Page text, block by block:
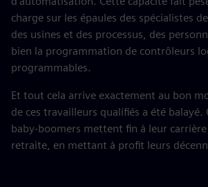
charge sur les épaules des spécialistes
des usines et des processus, des
bien la programmation de contrôleurs
programmables.
Et tout cela arrive exactement au bon
de ces travailleurs qualifiés a été balayé.
baby-boomers mettent fin à leur
retraite, en mettant à profit leurs